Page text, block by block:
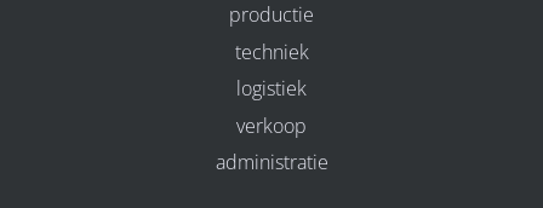
productie
techniek
logistiek
verkoop
administratie